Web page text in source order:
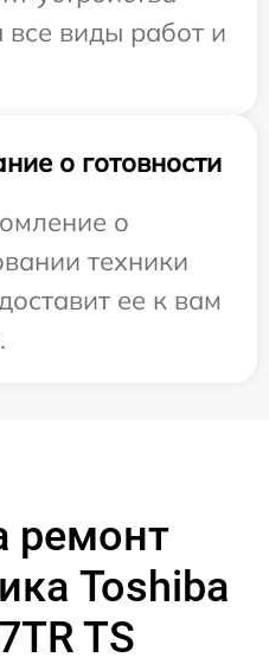
виды работ и
о готовности
о
техники
ее к вам
ремонт
Toshiba
TS